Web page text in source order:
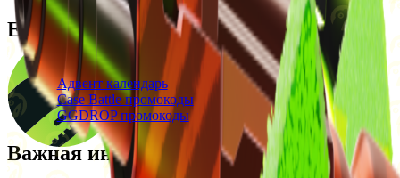
Ежедневные бонусы
Свежие промокоды
Адвент календарь
Case Battle промокоды
GGDROP промокоды
Важная информация